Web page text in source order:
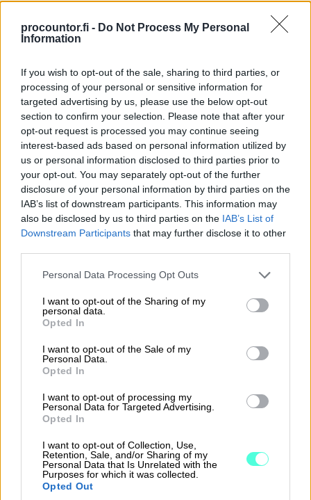
procountor.fi - Do Not Process My Personal
Information
If you wish to opt-out of the sale, sharing to third parties, or
processing of your personal or sensitive information for
targeted advertising by us, please use the below opt-out
section to confirm your selection. Please note that after your
opt-out request is processed you may continue seeing
interest-based ads based on personal information utilized by
us or personal information disclosed to third parties prior to
your opt-out. You may separately opt-out of the further
disclosure of your personal information by third parties on the
IAB’s list of downstream participants. This information may
also be disclosed by us to third parties on the IAB’s List of
Downstream Participants that may further disclose it to other
Please note that this website/app uses one or more Google
not limited to your visit or usage behaviour. You may click to
grant or deny consent to Google and its third-party tags to
use your data for below specified purposes in below Google
consent section.
Personal Data Processing Opt Outs
I want to opt-out of the Sharing of my
personal data.
Opted In
I want to opt-out of the Sale of my
Personal Data.
Opted In
I want to opt-out of processing my
Personal Data for Targeted Advertising.
Opted In
I want to opt-out of Collection, Use,
Retention, Sale, and/or Sharing of my
Personal Data that Is Unrelated with the
Purposes for which it was collected.
Opted Out
hakemuksia ja elinkeinolupia varten.
Tilinpäätös laaditaan aina tilikausittain
(tavallisesti 12 kk). Kun yritystoiminta
aloitetaan, kahdenkertaisen kirjanpidon
pitäjällä tilikauden pituus voi olla pidempi tai
lyhyempi kuin 12 kk, kuitenkin enintään 18
kuukautta. Yhdenkertaista kirjanpitoa
pitävän liikkeen- ja ammatinharjoittajan
tilikausi on kuitenkin aina kalenterivuosi.
Tilinpäätökseen laatimiseen on aikaa 4
kuukautta tilikauden päättymisestä.
Mikä on tilinpäätöksen
aikaraja?
valmiiksi neljän kuukauden kuluessa
tilikauden päättymisestä. Tämän jälkeen
tilinpäätös tulee vielä vahvistaa viimeistään
puoli vuotta tilikauden päättymisen jälkeen
että tilinpäätös hyväksytään osakeyhtiön
yhtiökokouksessa.